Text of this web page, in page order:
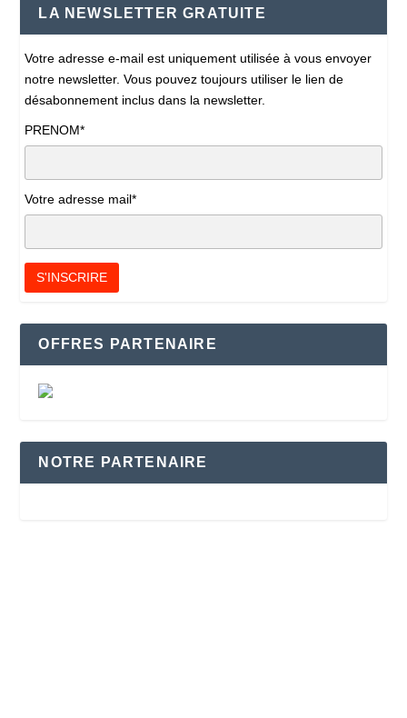
LA NEWSLETTER GRATUITE
Votre adresse e-mail est uniquement utilisée à vous envoyer
notre newsletter. Vous pouvez toujours utiliser le lien de
désabonnement inclus dans la newsletter.
PRENOM*
Votre adresse mail*
OFFRES PARTENAIRE
NOTRE PARTENAIRE